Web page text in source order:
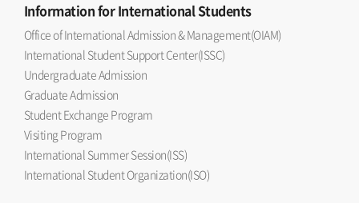
Informationfor International Students
Office of International Admission & Management(OIAM)
International Student Support Center(ISSC)
Undergraduate Admission
Graduate Admission
Student Exchange Program
Visiting Program
International Summer Session(ISS)
International Student Organization(ISO)